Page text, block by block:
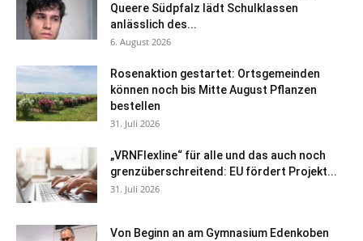
Queere Südpfalz lädt Schulklassen
anlässlich des...
6. August 2026
Rosenaktion gestartet: Ortsgemeinden
können noch bis Mitte August Pflanzen
bestellen
31. Juli 2026
„VRNFlexline“ für alle und das auch noch
grenzüberschreitend: EU fördert Projekt...
31. Juli 2026
Von Beginn an am Gymnasium Edenkoben